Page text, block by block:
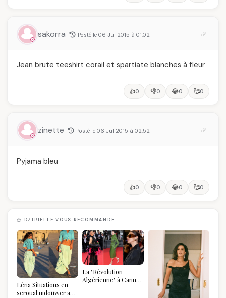
sakorra Posté le 06 Jul 2015 à 01:02
Jean brute teeshirt corail et spartiate blanches à fleur
👍0 👎0 😂0 🥰0
zinette Posté le 06 Jul 2015 à 02:52
Pyjama bleu
👍0 👎0 😂0 🥰0
DZIRIELLE VOUS RECOMMANDE
Léna Situations en
seroual mdouwer au
La "Révolution
Algérienne" à Cannes